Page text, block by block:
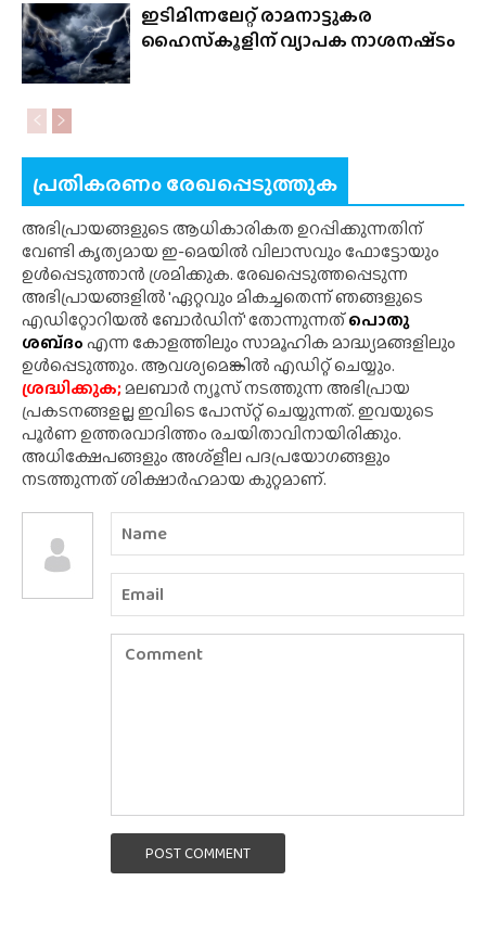
ഇടിമിന്നലേറ്റ് രാമനാട്ടുകര
ഹൈസ്‌കൂളിന് വ്യാപക നാശനഷ്‌ടം
പ്രതികരണം രേഖപ്പെടുത്തുക
അഭിപ്രായങ്ങളുടെ ആധികാരികത ഉറപ്പിക്കുന്നതിന്
വേണ്ടി കൃത്യമായ ഇ-മെയിൽ വിലാസവും ഫോട്ടോയും
ഉൾപ്പെടുത്താൻ ശ്രമിക്കുക. രേഖപ്പെടുത്തപ്പെടുന്ന
അഭിപ്രായങ്ങളിൽ 'ഏറ്റവും മികച്ചതെന്ന് ഞങ്ങളുടെ
എഡിറ്റോറിയൽ ബോർഡിന്' തോന്നുന്നത്പൊതു
ശബ്‌ദംഎന്ന കോളത്തിലും സാമൂഹിക മാദ്ധ്യമങ്ങളിലും
ഉൾപ്പെടുത്തും. ആവശ്യമെങ്കിൽ എഡിറ്റ് ചെയ്യും.
ശ്രദ്ധിക്കുക;മലബാർ ന്യൂസ് നടത്തുന്ന അഭിപ്രായ
പ്രകടനങ്ങളല്ല ഇവിടെ പോസ്‌റ്റ് ചെയ്യുന്നത്. ഇവയുടെ
പൂർണ ഉത്തരവാദിത്തം രചയിതാവിനായിരിക്കും.
അധിക്ഷേപങ്ങളും അശ്‌ളീല പദപ്രയോഗങ്ങളും
നടത്തുന്നത് ശിക്ഷാർഹമായ കുറ്റമാണ്.
POST COMMENT